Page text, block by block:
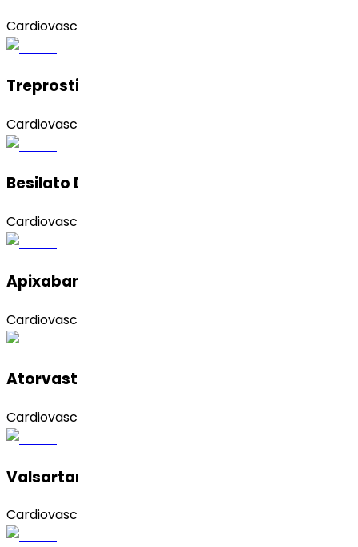
Cardiovascular
Treprostinil Olamine
Cardiovascular
Besilato De Amlodipino
Cardiovascular
Apixaban
Cardiovascular
Atorvastatina Calcica (Amorfo)
Cardiovascular
Valsartan
Cardiovascular